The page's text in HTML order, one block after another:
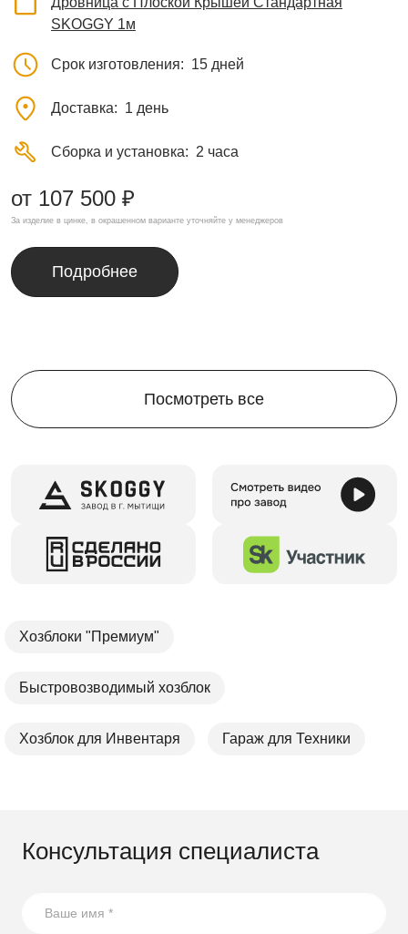
SKOGGY 1м
Срок изготовления 15 дней
Доставка 1 день
Сборка и установка 2 часа
от 107 500 ₽
За изделие в цинке, в окрашенном варианте уточняйте у менеджеров
Подробнее
Посмотреть все
Хозблоки "Премиум"
Быстровозводимый хозблок
Хозблок для Инвентаря Гараж для Техники
Консультация специалиста